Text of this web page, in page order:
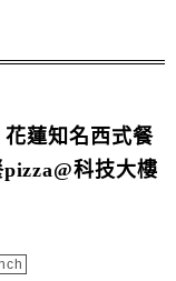
蓮知名西式餐
科技大樓